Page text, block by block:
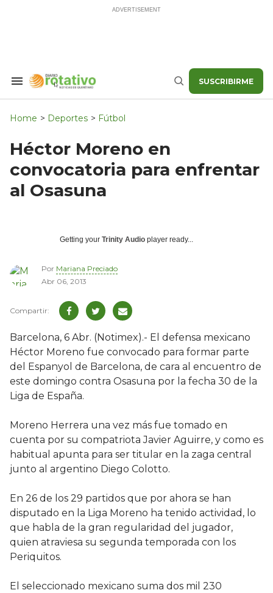
Search
Navigation
Buscar SUSCRIBIRME
Home > Deportes > Fútbol
Héctor Moreno en
convocatoria para enfrentar
al Osasuna
Getting your Trinity Audio player ready...
Por Mariana Preciado
Abr 06, 2013
Barcelona, 6 Abr. (Notimex).- El defensa mexicano
Héctor Moreno fue convocado para formar parte
del Espanyol de Barcelona, de cara al encuentro de
este domingo contra Osasuna por la fecha 30 de la
Liga de España.
Moreno Herrera una vez más fue tomado en
cuenta por su compatriota Javier Aguirre, y como es
habitual apunta para ser titular en la zaga central
junto al argentino Diego Colotto.
En 26 de los 29 partidos que por ahora se han
disputado en la Liga Moreno ha tenido actividad, lo
que habla de la gran regularidad del jugador,
quien atraviesa su segunda temporada con los
Periquitos.
El seleccionado mexicano suma dos mil 230